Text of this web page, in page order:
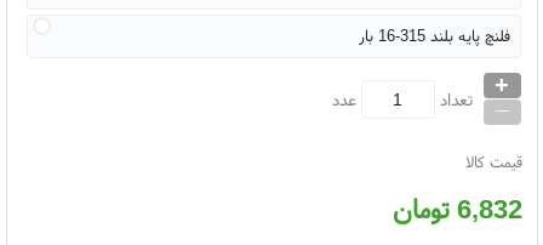
فلنچ پایه بلند 315-16 بار
تعداد +
_ عدد
قیمت کالا
6,832تومان